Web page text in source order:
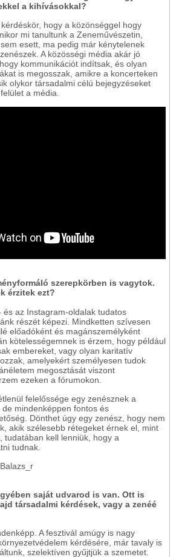
a kihívásokkal?
hogy a közönséggel hogy
mi tanultunk a Zeneművészetin,
esett, ma pedig már kénytelenek
A közösségi média akár jó
kommunikációt indítsak, és olyan
is megosszak, amikre a koncerteken
olykor társadalmi célú bejegyzéseket
a média.
szerepkörben is vagytok.
érzitek ezt?
és az Instagram-oldalak tudatos
részét képezi. Mindketten szívesen
előadóként és magánszemélyként
kötelességemnek is érzem, hogy például
embereket, vagy olyan karitatív
amelyekért személyesen tudok
megosztását viszont
ezeken a fórumokon.
felelőssége egy zenésznek a
mindenképpen fontos és
Dönthet úgy egy zenész, hogy nem
akik szélesebb rétegeket érnek el, mint
tudatában kell lenniük, hogy a
tudnak.
saját udvarod is van. Ott is
társadalmi kérdések, vagy a zenéé
A fesztivál amúgy is nagy
kérdésére, már tavaly is
szelektíven gyűjtjük a szemetet.